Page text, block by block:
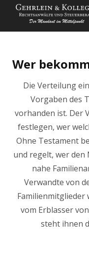
Wer
Die Verteilung
Vorgaben des
vorhanden ist. Der
festlegen, wer
Ohne Testament
und regelt, wer den
nahe
Verwandte von
Familienmitglieder
vom Erblasser
steht ihnen